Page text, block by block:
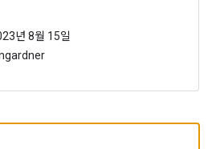
년 8월 15일